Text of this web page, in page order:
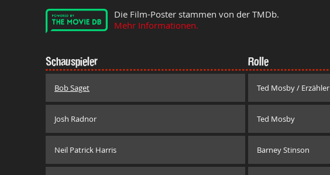
Die Film-Poster stammen von der TMDb.
Mehr Informationen.
Schauspieler Rolle
Bob Saget Ted Mosby / Erzähler
Josh Radnor Ted Mosby
Neil Patrick Harris Barney Stinson